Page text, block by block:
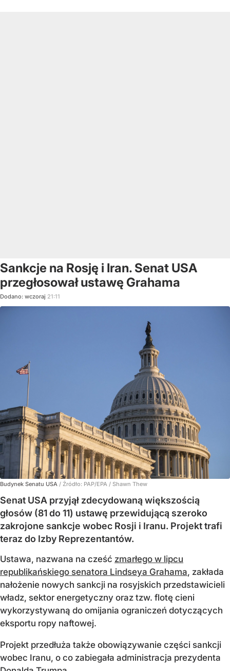
Sankcje na Rosję i Iran. Senat USA
przegłosował ustawę Grahama
Dodano: wczoraj 21:11
Budynek Senatu USA / Źródło: PAP/EPA / Shawn Thew
Senat USA przyjął zdecydowaną większością
głosów (81 do 11) ustawę przewidującą szeroko
zakrojone sankcje wobec Rosji i Iranu. Projekt trafi
teraz do Izby Reprezentantów.
Ustawa, nazwana na cześć zmarłego w lipcu
republikańskiego senatora Lindseya Grahama, zakłada
nałożenie nowych sankcji na rosyjskich przedstawicieli
władz, sektor energetyczny oraz tzw. flotę cieni
wykorzystywaną do omijania ograniczeń dotyczących
eksportu ropy naftowej.
Projekt przedłuża także obowiązywanie części sankcji
wobec Iranu, o co zabiegała administracja prezydenta